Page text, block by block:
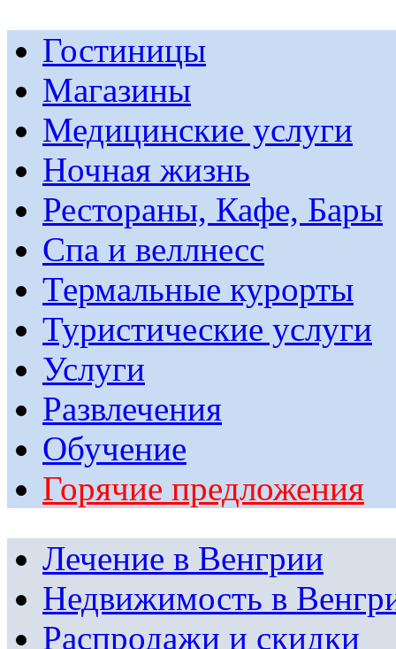
Гостиницы
Магазины
Медицинские услуги
Ночная жизнь
Рестораны, Кафе, Бары
Спа и веллнесс
Термальные курорты
Туристические услуги
Услуги
Развлечения
Обучение
Горячие предложения
Лечение в Венгрии
Недвижимость в
Распродажи и скидки